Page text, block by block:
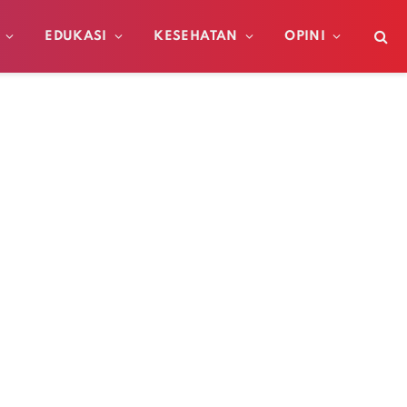
EDUKASI KESEHATAN OPINI